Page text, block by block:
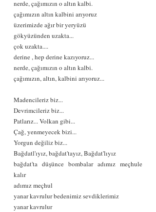
nerde, çağımızın o altın kalbi.
çağımızın altın kalbini arıyoruz
üzerimizde ağır bir yeryüzü
gökyüzünden uzakta...
çok uzakta....
derine , hep derine kazıyoruz...
nerde, çağımızın o altın kalbi.
çağımızın, altın, kalbini arıyoruz...
Madencileriz biz...
Devrimcileriz biz...
Patlarız... Volkan gibi...
Çağ, yenmeyecek bizi...
Yorgun değiliz biz...
Bağdatl'ıyız, bağdat'tayız, Bağdat'lıyız
bağdat'ta düşünce bombalar adımız meçhule
kalır
adımız meçhul
yanar kavrulur bedenimiz sevdiklerimiz
yanar kavrulur